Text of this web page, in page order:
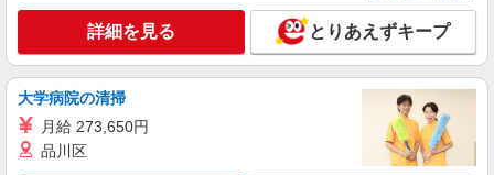
キープ 詳細を見る
ケンタッキーフライドチキン 妙蓮寺店
カウンター・キッチンスタッフ ＜優先募集日
時＞土日祝 18:00〜23:00
詳細を見る とりあえずキープ
大学病院の清掃
月給 273,650円
品川区